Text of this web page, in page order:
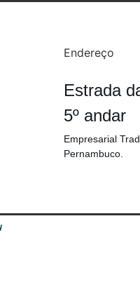
Endereço
Estrada
5º andar
Empresarial
Pernambuco.